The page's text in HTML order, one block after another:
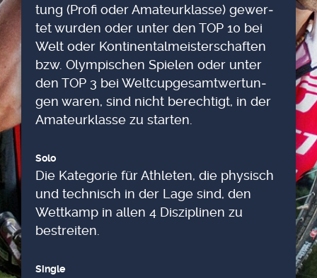
tung (Pro­fi oder Ama­teur­klas­se) gewer­
tet wur­den oder unter den TOP 10 bei
Welt oder Kon­ti­nen­tal­meis­ter­schaf­ten
bzw. Olym­pi­schen Spie­len oder unter
den TOP 3 bei Welt­cup­ge­samt­wer­tun­
gen waren, sind nicht berech­tigt, in der
Ama­teur­klas­se zu star­ten.
Solo
Die Kate­go­rie für Ath­le­ten, die phy­sisch
und tech­nisch in der Lage sind, den
Wett­kamp in allen 4 Dis­zi­pli­nen zu
bestrei­ten.
Sin­gle